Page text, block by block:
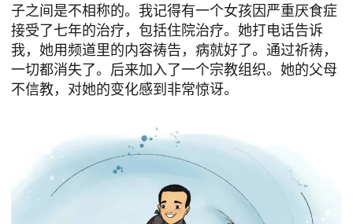
子之间是不相称的。我记得有一个女孩因严重厌食症
接受了七年的治疗，包括住院治疗。她打电话告诉
我，她用频道里的内容祷告，病就好了。通过祈祷，
一切都消失了。后来加入了一个宗教组织。她的父母
不信教，对她的变化感到非常惊讶。